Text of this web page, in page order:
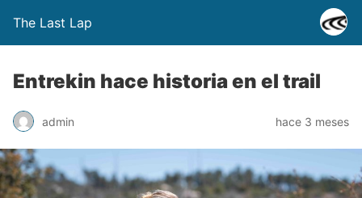
The Last Lap
Entrekin hace historia en el trail
admin hace 3 meses